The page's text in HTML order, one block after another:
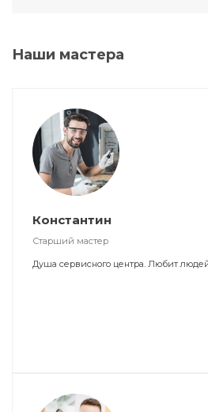
Наши мастера
Константин
Старший мастер
Душа сервисного центра. Любит